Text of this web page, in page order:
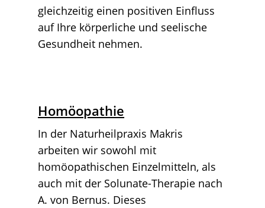
gleichzeitig einen positiven Einfluss
auf Ihre körperliche und seelische
Gesundheit nehmen.
Homöopathie
In der Naturheilpraxis Makris
arbeiten wir sowohl mit
homöopathischen Einzelmitteln, als
auch mit der Solunate-Therapie nach
A. von Bernus. Dieses